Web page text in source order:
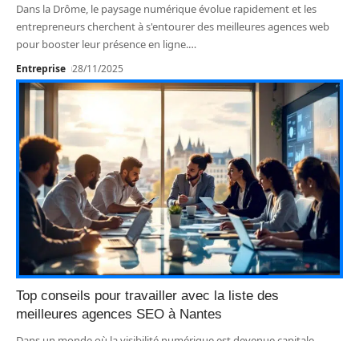
Dans la Drôme, le paysage numérique évolue rapidement et les
entrepreneurs cherchent à s'entourer des meilleures agences web
pour booster leur présence en ligne.…
Entreprise 28/11/2025
Top conseils pour travailler avec la liste des
meilleures agences SEO à Nantes